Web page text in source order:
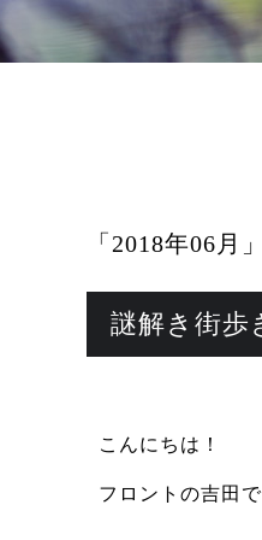
「2018年06月
謎解き街歩
こんにちは！
フロントの吉田